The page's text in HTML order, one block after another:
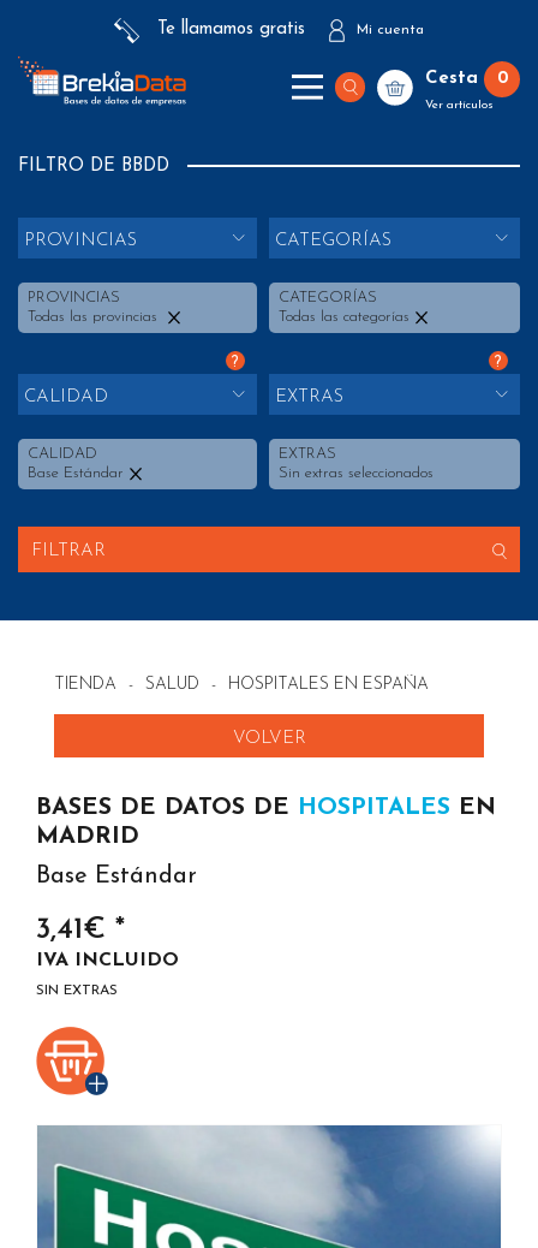
Te llamamos gratis Mi cuenta
Cesta 0
Ver artículos
FILTRO DE BBDD
PROVINCIAS
PROVINCIAS
Todas las provincias
CATEGORÍAS
CATEGORÍAS
Todas las categorías
?
CALIDAD
CALIDAD
Base Estándar
?
EXTRAS
EXTRAS
Sin extras seleccionados
FILTRAR
TIENDA - SALUD - HOSPITALES EN ESPAÑA
VOLVER
BASES DE DATOS DE HOSPITALES EN
MADRID
Base Estándar
3,41€ *
IVA INCLUIDO
SIN EXTRAS